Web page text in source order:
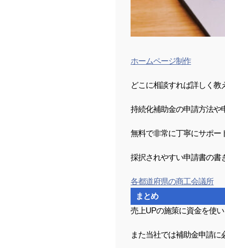
ホームページ制作
どこに相談すれば詳しく教
持続化補助金の申請方法や
無料で非常に丁寧にサポー
採択されやすい申請書の書
各都道府県の商工会議所
まとめ
売上UPの施策に資金を使
また当社では補助金申請